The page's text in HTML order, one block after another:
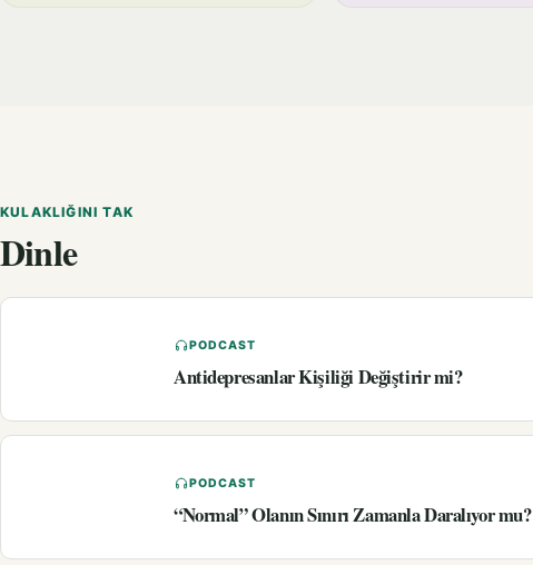
KULAKLIĞINI TAK
Dinle
PODCAST
Antidepresanlar Kişiliği Değiştirir mi?
PODCAST
“Normal” Olanın Sınırı Zamanla Daralıyor mu?